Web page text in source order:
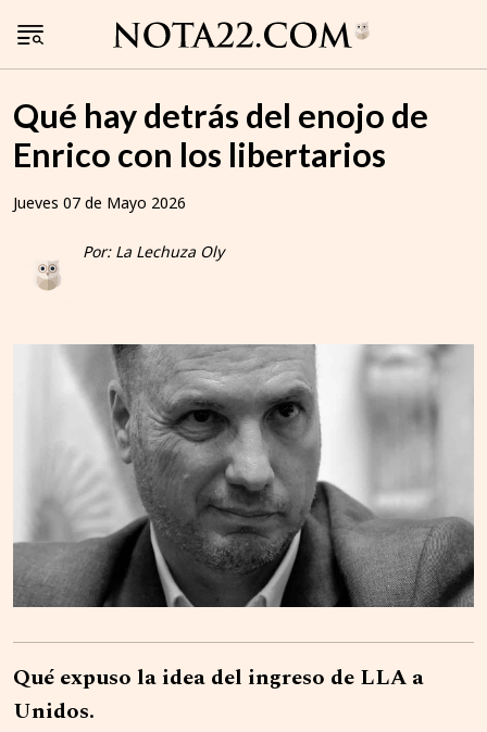
Qué hay detrás del enojo de
Enrico con los libertarios
Jueves 07 de Mayo 2026
Por: La Lechuza Oly
Qué expuso la idea del ingreso de LLA a
Unidos.